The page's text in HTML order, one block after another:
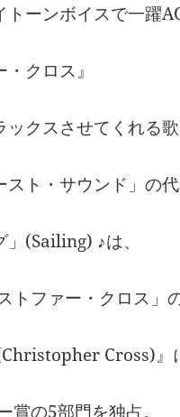
トーンボイスで一躍
・クロス』
クスさせてくれる
スト・サウンド」の
(Sailing) ♪は、
トファー・クロス」
Cross)』
賞の5部門を独占。